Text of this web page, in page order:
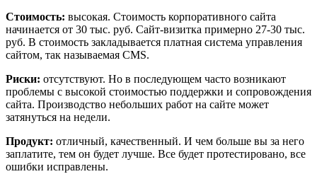
Стоимость: высокая. Стоимость корпоративного сайта
начинается от 30 тыс. руб. Сайт-визитка примерно 27-30 тыс.
руб. В стоимость закладывается платная система управления
сайтом, так называемая CMS.
Риски: отсутствуют. Но в последующем часто возникают
проблемы с высокой стоимостью поддержки и сопровождения
сайта. Производство небольших работ на сайте может
затянуться на недели.
Продукт: отличный, качественный. И чем больше вы за него
заплатите, тем он будет лучше. Все будет протестировано, все
ошибки исправлены.